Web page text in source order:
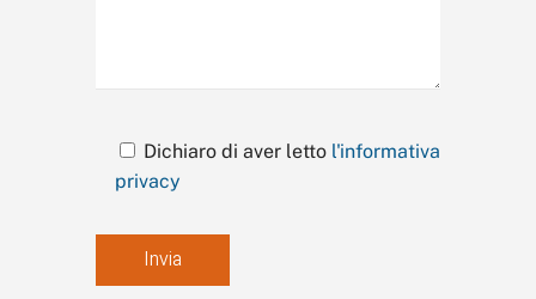
Dichiaro di aver letto l'informativa
privacy